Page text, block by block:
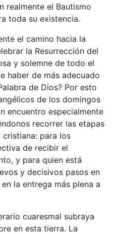
realmente el Bautismo
toda su existencia.
el camino hacia la
la Resurrección del
y solemne de todo el
haber de más adecuado
de Dios? Por esto
de los domingos
encuentro especialmente
recorrer las etapas
para los
de recibir el
y para quien está
y decisivos pasos en
la entrega más plena a
cuaresmal subraya
en esta tierra. La